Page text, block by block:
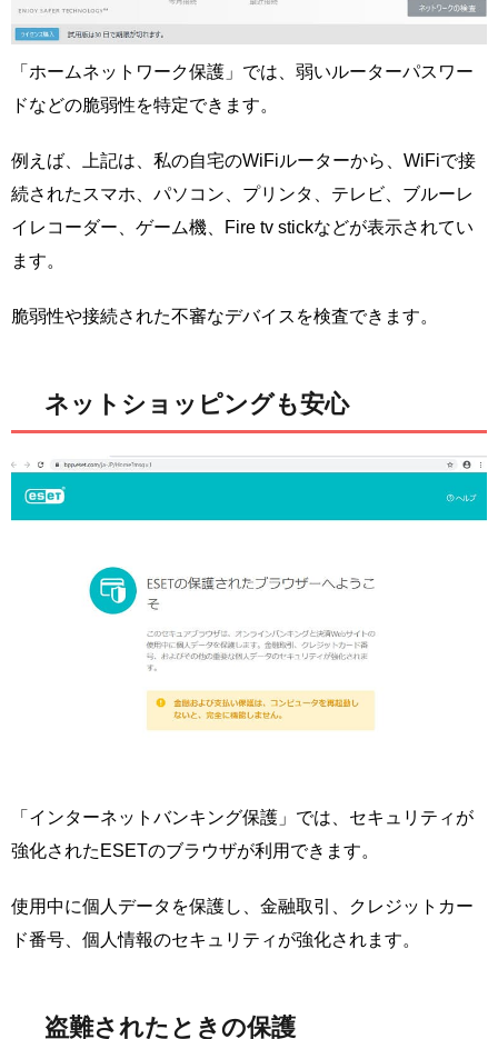
「ホームネットワーク保護」では、弱いルーターパスワー
ドなどの脆弱性を特定できます。
例えば、上記は、私の自宅のWiFiルーターから、WiFiで接
続されたスマホ、パソコン、プリンタ、テレビ、ブルーレ
イレコーダー、ゲーム機、Fire tv stickなどが表示されてい
ます。
脆弱性や接続された不審なデバイスを検査できます。
ネットショッピングも安心
「インターネットバンキング保護」では、セキュリティが
強化されたESETのブラウザが利用できます。
使用中に個人データを保護し、金融取引、クレジットカー
ド番号、個人情報のセキュリティが強化されます。
盗難されたときの保護